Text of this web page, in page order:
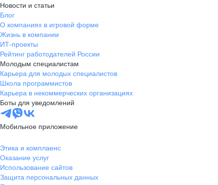
Новости и статьи
Блог
О компаниях в игровой форме
Жизнь в компании
ИТ-проекты
Рейтинг работодателей России
Молодым специалистам
Карьера для молодых специалистов
Школа программистов
Карьера в некоммерческих организациях
Боты для уведомлений
Мобильное приложение
Этика и комплаенс
Оказание услуг
Использование сайтов
Защита персональных данных